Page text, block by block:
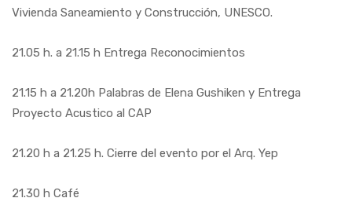
Vivienda Saneamiento y Construcción, UNESCO.
21.05 h. a 21.15 h Entrega Reconocimientos
21.15 h a 21.20h Palabras de Elena Gushiken y Entrega
Proyecto Acustico al CAP
21.20 h a 21.25 h. Cierre del evento por el Arq. Yep
21.30 h Café